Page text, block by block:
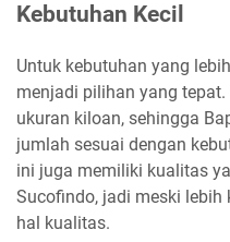
Kebutuhan Kecil
Untuk kebutuhan yang
menjadi pilihan yang
ukuran kiloan, sehingga
jumlah sesuai dengan
ini juga memiliki kualitas
Sucofindo, jadi meski
hal kualitas.